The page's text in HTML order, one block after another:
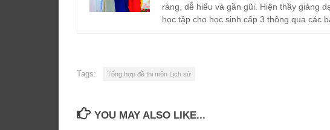
ràng, dễ hiểu và gần gũi. Hiện thầy giảng
học tập cho học sinh cấp 3 thông qua các
Tags: Tổng hợp đề thi môn Lịch sử
YOU MAY ALSO LIKE...